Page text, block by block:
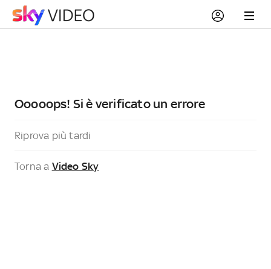
Ooooops! Si è verificato un errore
Riprova più tardi
Torna a Video Sky